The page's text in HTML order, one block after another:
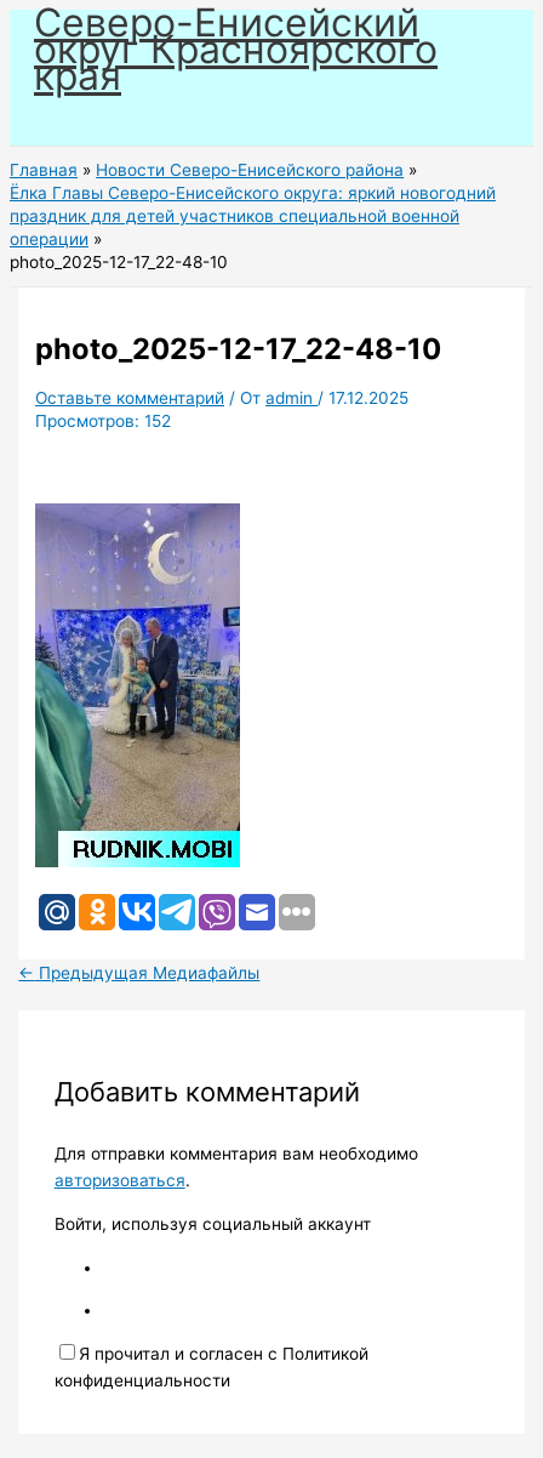
Перейти
содержимому
Северо-Енисейский
округ Красноярского
края
Главная
Новости Северо-Енисейского района
Ёлка Главы Северо-Енисейского округа: яркий новогодний
праздник для детей участников специальной военной
операции
photo_2025-12-17_22-48-10
photo_2025-12-17_22-48-10
Оставьте комментарий / Отadmin /17.12.2025
Просмотров: 152
← Предыдущая Медиафайлы
Добавить комментарий
Для отправки комментария вам необходимо
авторизоваться.
Войти, используя социальный аккаунт
Я прочитал и согласен с Политикой
конфиденциальности